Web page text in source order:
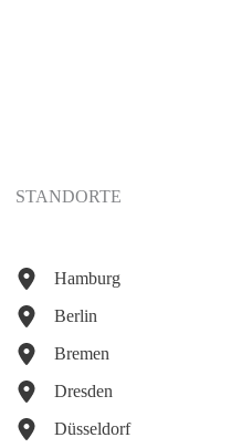
STANDORTE
Hamburg
Berlin
Bremen
Dresden
Düsseldorf